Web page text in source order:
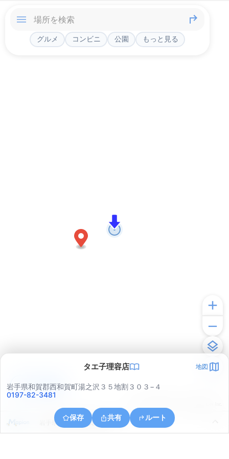
グルメ コンビニ 公園 もっと見る
タエ子理容店 地図
岩手県和賀郡西和賀町湯之沢３５地割３０３−４
0197-82-3481
保存 共有 ルート
岩手県和賀郡西和賀町湯之沢
アプリで見る